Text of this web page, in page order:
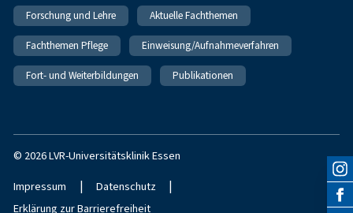
Forschung und Lehre Aktuelle Fachthemen
Fachthemen Pflege Einweisung/Aufnahmeverfahren
Fort- und Weiterbildungen Publikationen
© 2026 LVR-Universitätsklinik Essen
Impressum | Datenschutz |
Erklärung zur Barrierefreiheit